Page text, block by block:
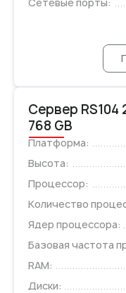
Сервер RS104
768 GB
Платформа:
Высота:
Процессор:
Количество
Ядер процессора:
Базовая частота
RAM:
Диски: